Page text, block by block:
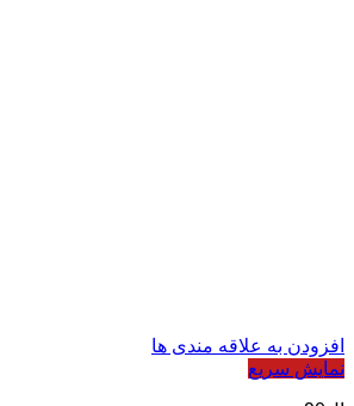
افزودن به علاقه مندی ها
نمایش سریع